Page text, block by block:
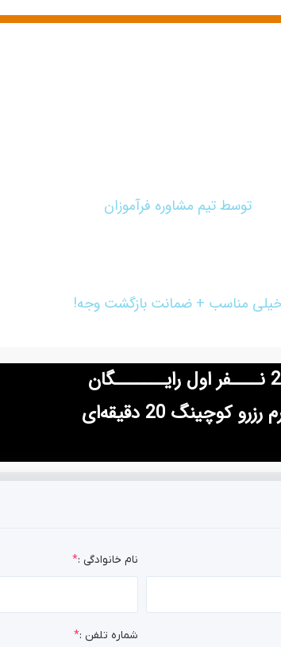
توسط تیم مشاوره فرآموزان
مناسب + ضمانت بازگشت وجه!
رزرو کوچینگ 20 دقیقه‌ای
نام خانوادگی :
شماره تلفن :